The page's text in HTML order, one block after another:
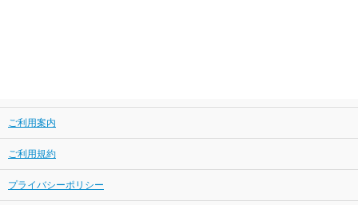
ご利用案内
ご利用規約
プライバシーポリシー